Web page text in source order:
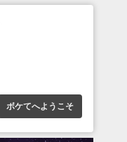
ボケてへようこそ